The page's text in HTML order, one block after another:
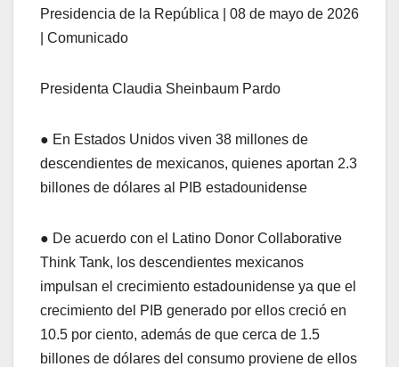
Presidencia de la República | 08 de mayo de 2026
| Comunicado
Presidenta Claudia Sheinbaum Pardo
● En Estados Unidos viven 38 millones de
descendientes de mexicanos, quienes aportan 2.3
billones de dólares al PIB estadounidense
● De acuerdo con el Latino Donor Collaborative
Think Tank, los descendientes mexicanos
impulsan el crecimiento estadounidense ya que el
crecimiento del PIB generado por ellos creció en
10.5 por ciento, además de que cerca de 1.5
billones de dólares del consumo proviene de ellos